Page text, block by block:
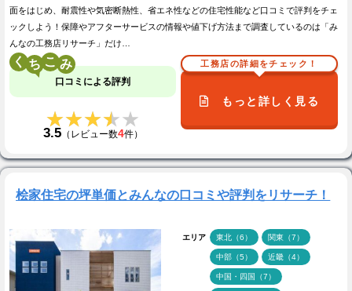
面をはじめ、耐震性や気密断熱性、省エネ性などの住宅性能など口コミで評判をチェ
ックしよう！保障やアフターサービスの情報や値下げ方法まで調査しているのは「み
んなの工務店リサーチ」だけ…
く こ
口コミによる評判
★★★★★
★★★★★
3.5（レビュー数4件）
工務店の詳細をチェック！
もっと詳しく見る
桧家住宅の坪単価とみんなの口コミや評判をリサーチ！
エリア 東北（6） 関東（7）
中部（5） 近畿（4）
中国・四国（7）